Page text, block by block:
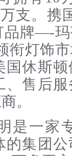
支。
品牌—-
灯饰
国休斯
、售后
。
是一家
的集团